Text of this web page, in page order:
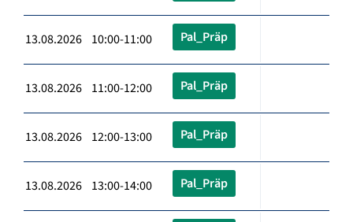
13.08.2026 10:00-11:00 Pal_Präp
13.08.2026 11:00-12:00 Pal_Präp
13.08.2026 12:00-13:00 Pal_Präp
13.08.2026 13:00-14:00 Pal_Präp